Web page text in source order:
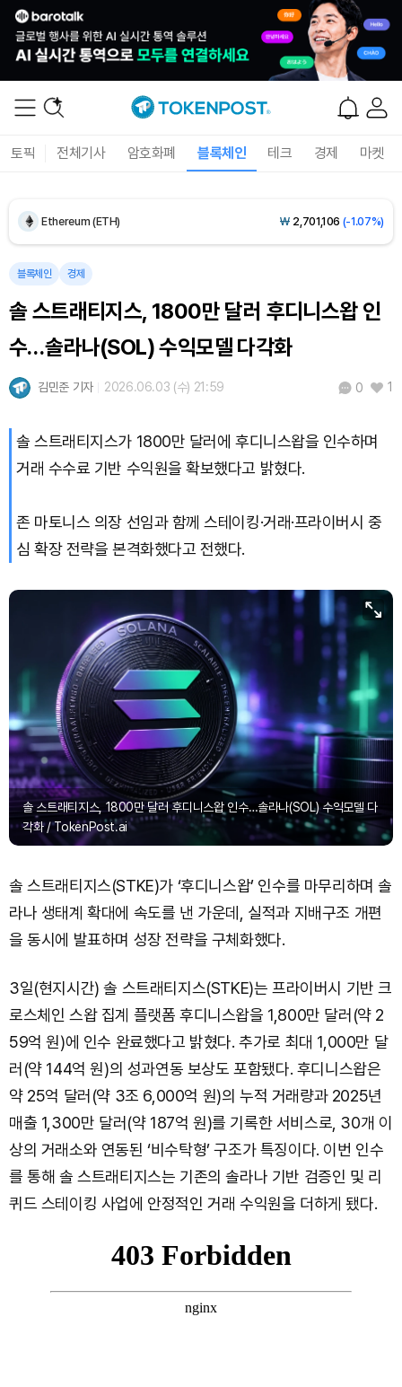
토픽 전체기사 암호화폐 블록체인 테크 경제 마켓
Ethereum (ETH) ₩ 2,701,106 (-1.07%)
Tether USDt (USDT)
BNB (BNB) ₩835,782(-1.67%)
USDC (USDC)
Solana (SOL) ₩103,509(-2.09%)
Bitcoin (BTC) 91,433,354(-1.15%)
블록체인 경제
솔 스트래티지스, 1800만 달러 후디니스왑 인
수…솔라나(SOL) 수익모델 다각화
김민준 기자 2026.06.03 (수) 21:59 0 1
솔 스트래티지스가 1800만 달러에 후디니스왑을 인수하며
거래 수수료 기반 수익원을 확보했다고 밝혔다.
존 마토니스 의장 선임과 함께 스테이킹·거래·프라이버시 중
심 확장 전략을 본격화했다고 전했다.
솔 스트래티지스, 1800만 달러 후디니스왑 인수…솔라나(SOL) 수익모델 다
각화 / TokenPost.ai
솔 스트래티지스(STKE)가 ‘후디니스왑’ 인수를 마무리하며 솔
라나 생태계 확대에 속도를 낸 가운데, 실적과 지배구조 개편
을 동시에 발표하며 성장 전략을 구체화했다.
3일(현지시간) 솔 스트래티지스(STKE)는 프라이버시 기반 크
로스체인 스왑 집계 플랫폼 후디니스왑을 1,800만 달러(약 2
59억 원)에 인수 완료했다고 밝혔다. 추가로 최대 1,000만 달
러(약 144억 원)의 성과연동 보상도 포함됐다. 후디니스왑은
약 25억 달러(약 3조 6,000억 원)의 누적 거래량과 2025년
매출 1,300만 달러(약 187억 원)를 기록한 서비스로, 30개 이
상의 거래소와 연동된 ‘비수탁형’ 구조가 특징이다. 이번 인수
를 통해 솔 스트래티지스는 기존의 솔라나 기반 검증인 및 리
퀴드 스테이킹 사업에 안정적인 거래 수익원을 더하게 됐다.